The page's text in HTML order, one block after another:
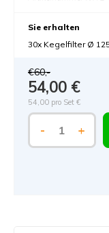
Sie erhalten
30x Kegelfilter Ø
€60,-
54,00 €
54,00 pro Set €
- +